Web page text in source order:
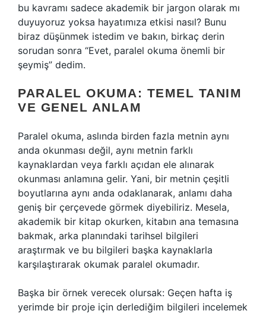
bu kavramı sadece akademik bir jargon olarak mı
duyuyoruz yoksa hayatımıza etkisi nasıl? Bunu
biraz düşünmek istedim ve bakın, birkaç derin
sorudan sonra “Evet, paralel okuma önemli bir
şeymiş” dedim.
PARALEL OKUMA: TEMEL TANIM
VE GENEL ANLAM
Paralel okuma, aslında birden fazla metnin aynı
anda okunması değil, aynı metnin farklı
kaynaklardan veya farklı açıdan ele alınarak
okunması anlamına gelir. Yani, bir metnin çeşitli
boyutlarına aynı anda odaklanarak, anlamı daha
geniş bir çerçevede görmek diyebiliriz. Mesela,
akademik bir kitap okurken, kitabın ana temasına
bakmak, arka planındaki tarihsel bilgileri
araştırmak ve bu bilgileri başka kaynaklarla
karşılaştırarak okumak paralel okumadır.
Başka bir örnek verecek olursak: Geçen hafta iş
yerimde bir proje için derlediğim bilgileri incelemek